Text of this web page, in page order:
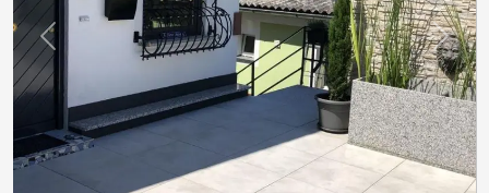
Previous Next